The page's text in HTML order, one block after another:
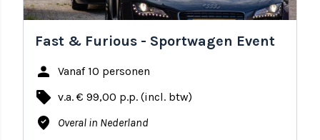
Fast & Furious - Sportwagen Event
person Vanaf 10 personen
local_offer v.a. € 99,00 p.p. (incl. btw)
where_to_vote Overal in Nederland